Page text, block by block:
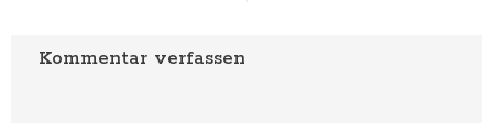
Kommentar verfassen